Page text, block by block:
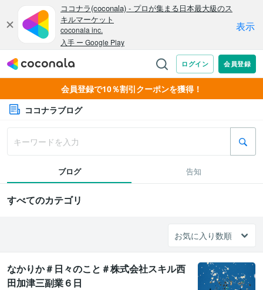
会員登録で10％割引クーポンを獲得！
ココナラブログ
ブログ 告知
すべてのカテゴリ
なかりか＃日々のこと＃株式会社スキル西
田加津三副業６日